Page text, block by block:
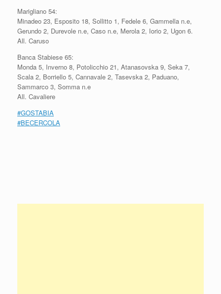
Marigliano 54:
Minadeo 23, Esposito 18, Sollitto 1, Fedele 6, Gammella n.e,
Gerundo 2, Durevole n.e, Caso n.e, Merola 2, Iorio 2, Ugon 6.
All. Caruso
Banca Stabiese 65:
Monda 5, Inverno 8, Potolicchio 21, Atanasovska 9, Seka 7,
Scala 2, Borriello 5, Cannavale 2, Tasevska 2, Paduano,
Sammarco 3, Somma n.e
All. Cavaliere
#GOSTABIA
#BECERCOLA